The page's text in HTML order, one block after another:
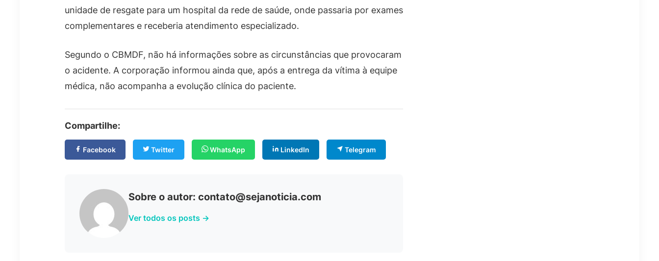
unidade de resgate para um hospital da rede de saúde, onde passaria por exames
complementares e receberia atendimento especializado.
Segundo o CBMDF, não há informações sobre as circunstâncias que provocaram
o acidente. A corporação informou ainda que, após a entrega da vítima à equipe
médica, não acompanha a evolução clínica do paciente.
Compartilhe:
Facebook Twitter WhatsApp LinkedIn Telegram
Sobre o autor: contato@sejanoticia.com
Ver todos os posts →